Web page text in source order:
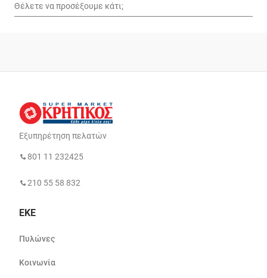
Εξυπηρέτηση πελατών
801 11 232425
210 55 58 832
ΕΚΕ
Πυλώνες
Κοινωνία